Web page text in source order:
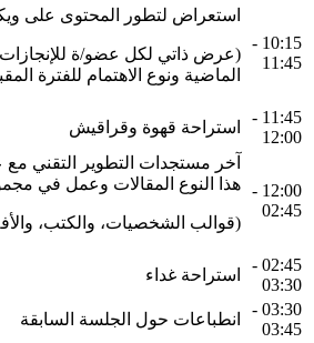
10:15 -
11:45
استعراض لتطور المحتوى على
(عرض ذاتي لكل عضو/ة للإنجازات
الماضية ونوع الاهتمام للفترة
11:45 -
12:00
استراحة قهوة وقراقيش
12:00 -
02:45
آخر مستجدات التطوير التقني
هذا النوع المقالات وعمل في
(قوالب الشخصيات، والكتب،
02:45 -
03:30
استراحة غداء
03:30 -
03:45
انطباعات حول الجلسة السابقة